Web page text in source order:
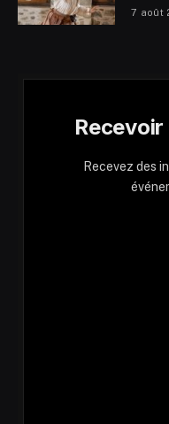
7 août
Recevez des